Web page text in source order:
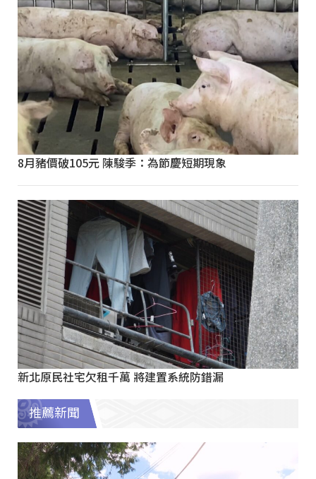
8月豬價破105元 陳駿季：為節慶短期現象
新北原民社宅欠租千萬 將建置系統防錯漏
推薦新聞